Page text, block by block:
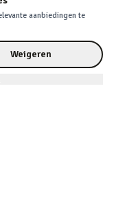
aanbiedingen te
Weigeren